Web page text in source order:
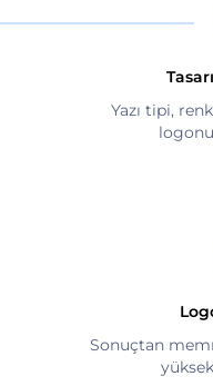
Yazı tipi,
Sonuçtan